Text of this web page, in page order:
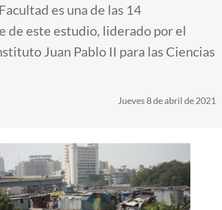
es una de las 14
de este estudio, liderado por el
Juan Pablo II para las Ciencias
Jueves 8 de abril de 2021